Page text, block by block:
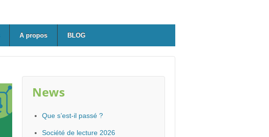
A propos BLOG
News
Que s’est-il passé ?
Société de lecture 2026